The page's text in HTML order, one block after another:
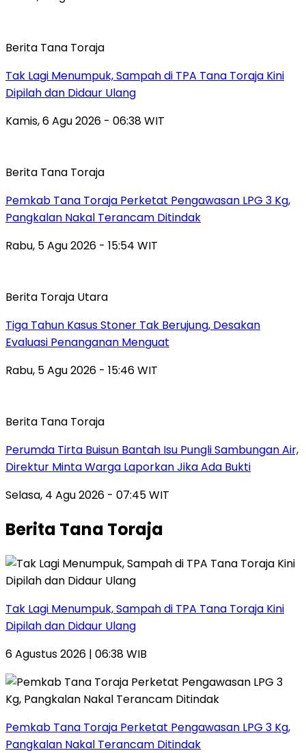
Berita Tana Toraja
Tak Lagi Menumpuk, Sampah di TPA Tana Toraja Kini
Dipilah dan Didaur Ulang
Kamis, 6 Agu 2026 - 06:38 WIT
Berita Tana Toraja
Pemkab Tana Toraja Perketat Pengawasan LPG 3 Kg,
Pangkalan Nakal Terancam Ditindak
Rabu, 5 Agu 2026 - 15:54 WIT
Berita Toraja Utara
Tiga Tahun Kasus Stoner Tak Berujung, Desakan
Evaluasi Penanganan Menguat
Rabu, 5 Agu 2026 - 15:46 WIT
Berita Tana Toraja
Perumda Tirta Buisun Bantah Isu Pungli Sambungan Air,
Direktur Minta Warga Laporkan Jika Ada Bukti
Selasa, 4 Agu 2026 - 07:45 WIT
Berita Tana Toraja
Tak Lagi Menumpuk, Sampah di TPA Tana Toraja Kini
Dipilah dan Didaur Ulang
6 Agustus 2026 | 06:38 WIB
Pemkab Tana Toraja Perketat Pengawasan LPG 3 Kg,
Pangkalan Nakal Terancam Ditindak